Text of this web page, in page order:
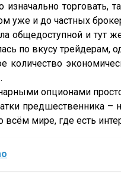
изначально
уже и до частных
общедоступной и
по вкусу трейдерам,
опционами
предшественника –
мире, где есть